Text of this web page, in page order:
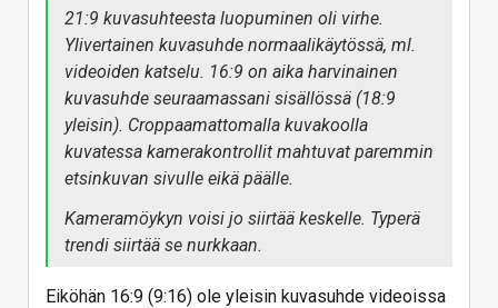
21:9 kuvasuhteesta luopuminen oli virhe.
Ylivertainen kuvasuhde normaalikäytössä, ml.
videoiden katselu. 16:9 on aika harvinainen
kuvasuhde seuraamassani sisällössä (18:9
yleisin). Croppaamattomalla kuvakoolla
kuvatessa kamerakontrollit mahtuvat paremmin
etsinkuvan sivulle eikä päälle.
Kameramöykyn voisi jo siirtää keskelle. Typerä
trendi siirtää se nurkkaan.
Eiköhän 16:9 (9:16) ole yleisin kuvasuhde videoissa